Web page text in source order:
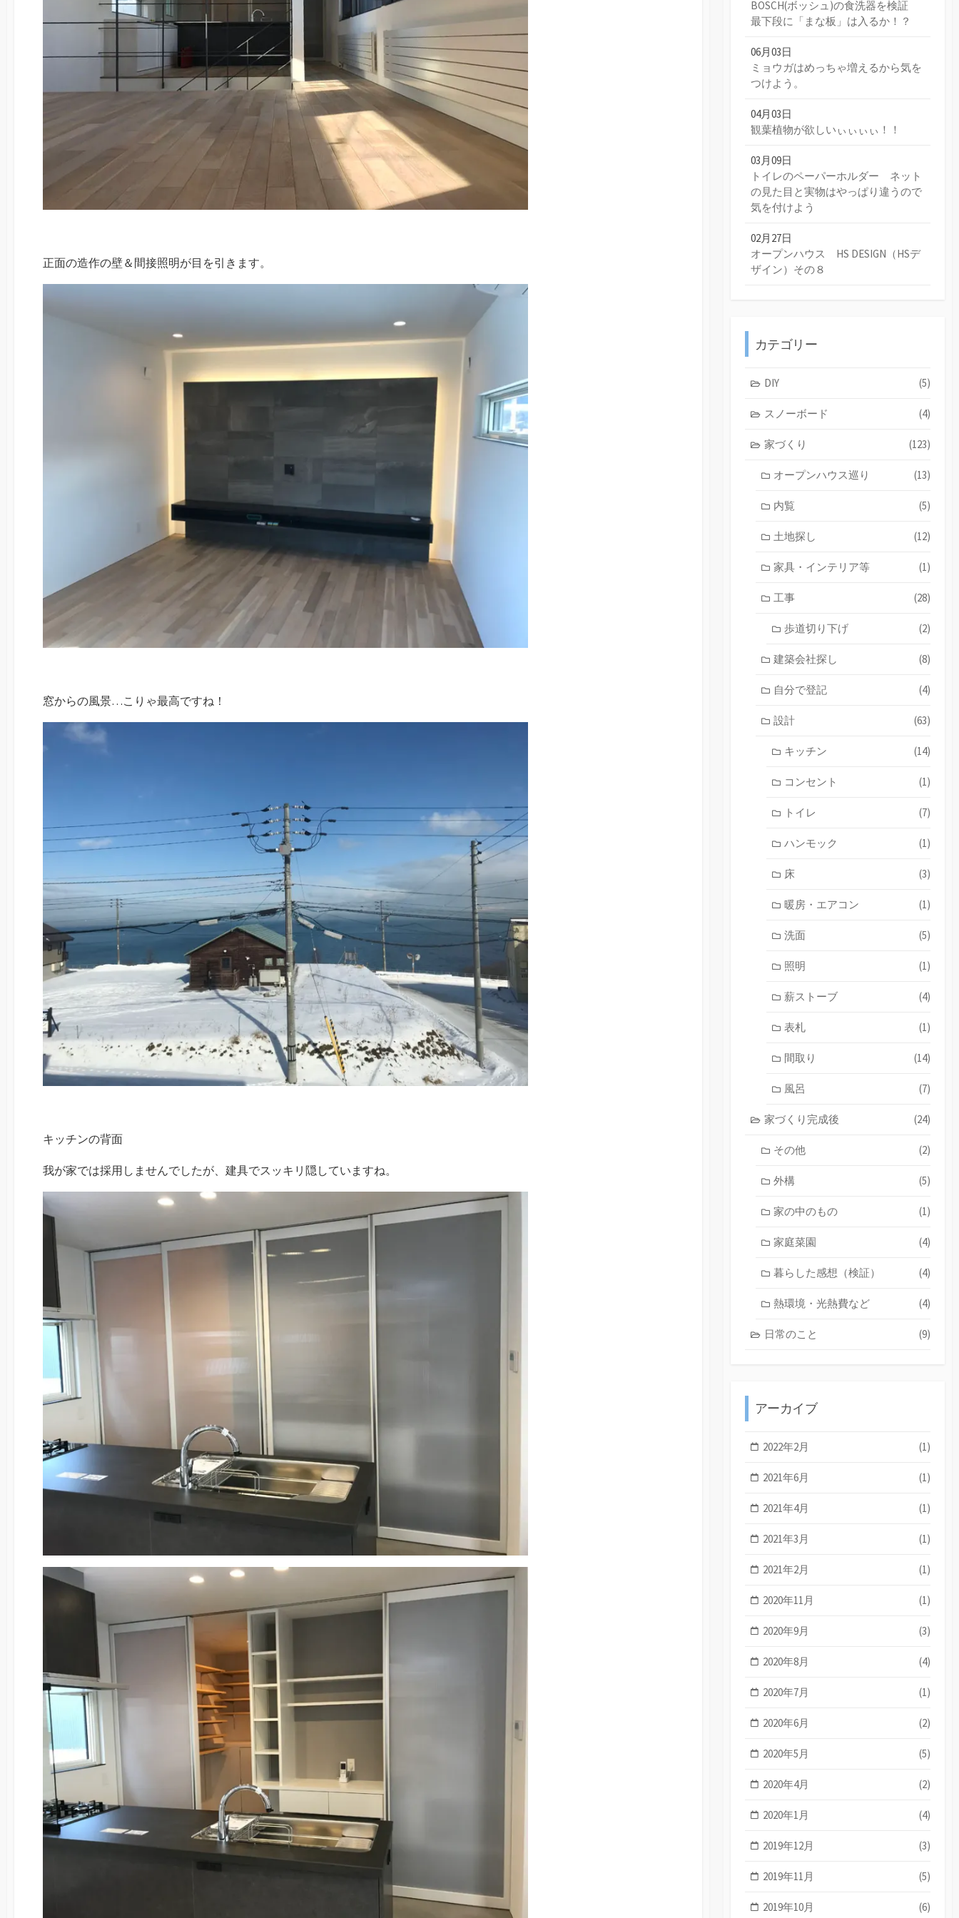
正面の造作の壁＆間接照明が目を引きます。
窓からの風景…こりゃ最高ですね！
キッチンの背面
我が家では採用しませんでしたが、建具でスッキリ隠していますね。
BOSCH(ボッシュ)の食洗器を検証
最下段に「まな板」は入るか！？
06月03日
ミョウガはめっちゃ増えるから気を
つけよう。
04月03日
観葉植物が欲しいぃぃぃぃ！！
03月09日
トイレのペーパーホルダー ネット
の見た目と実物はやっぱり違うので
気を付けよう
02月27日
オープンハウス HS DESIGN（HSデ
ザイン）その８
カテゴリー
DIY (5)
スノーボード (4)
家づくり (123)
オープンハウス巡り (13)
内覧 (5)
土地探し (12)
家具・インテリア等 (1)
工事 (28)
歩道切り下げ (2)
建築会社探し (8)
自分で登記 (4)
設計 (63)
キッチン (14)
コンセント (1)
トイレ (7)
ハンモック (1)
床 (3)
暖房・エアコン (1)
洗面 (5)
照明 (1)
薪ストーブ (4)
表札 (1)
間取り (14)
風呂 (7)
家づくり完成後 (24)
その他 (2)
外構 (5)
家の中のもの (1)
家庭菜園 (4)
暮らした感想（検証） (4)
熱環境・光熱費など (4)
日常のこと (9)
アーカイブ
2022年2月 (1)
2021年6月 (1)
2021年4月 (1)
2021年3月 (1)
2021年2月 (1)
2020年11月 (1)
2020年9月 (3)
2020年8月 (4)
2020年7月 (1)
2020年6月 (2)
2020年5月 (5)
2020年4月 (2)
2020年1月 (4)
2019年12月 (3)
2019年11月 (5)
2019年10月 (6)